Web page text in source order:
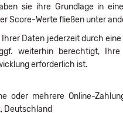
sie ihre Grundlage in
Score-Werte fließen unter
Daten jederzeit durch
weiterhin berechtigt,
erforderlich ist.
oder mehrere Online-
Deutschland